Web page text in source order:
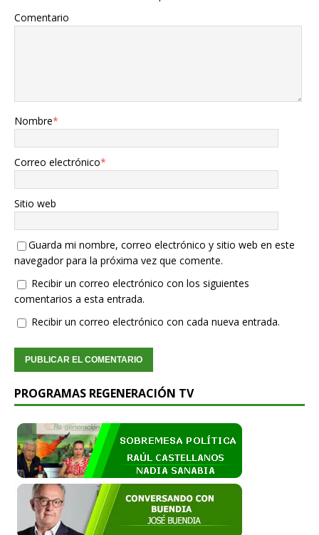
Comentario
Nombre*
Correo electrónico*
Sitio web
Guarda mi nombre, correo electrónico y sitio web en este
navegador para la próxima vez que comente.
Recibir un correo electrónico con los siguientes
comentarios a esta entrada.
Recibir un correo electrónico con cada nueva entrada.
PROGRAMAS REGENERACIÓN TV